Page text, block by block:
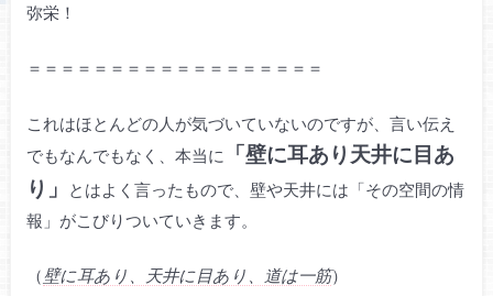
弥栄！
＝＝＝＝＝＝＝＝＝＝＝＝＝＝＝＝＝＝
これはほとんどの人が気づいていないのですが、言い伝え
でもなんでもなく、本当に
「壁に耳あり天井に目あ
り」
とはよく言ったもので、壁や天井には「その空間の情
報」がこびりついていきます。
（壁に耳あり、天井に目あり、道は一筋）